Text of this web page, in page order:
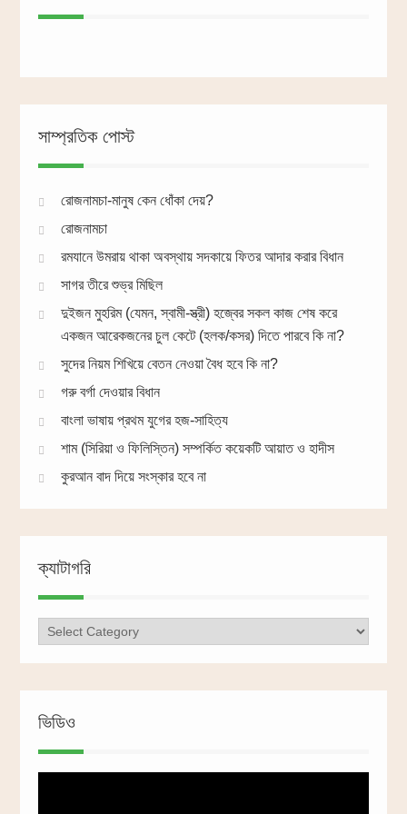
সাম্প্রতিক পোস্ট
রোজনামচা-মানুষ কেন ধোঁকা দেয়?
রোজনামচা
রমযানে উমরায় থাকা অবস্থায় সদকায়ে ফিতর আদার করার বিধান
সাগর তীরে শুভ্র মিছিল
দুইজন মুহরিম (যেমন, স্বামী-স্ত্রী) হজ্বের সকল কাজ শেষ করে
একজন আরেকজনের চুল কেটে (হলক/কসর) দিতে পারবে কি না?
সুদের নিয়ম শিখিয়ে বেতন নেওয়া বৈধ হবে কি না?
গরু বর্গা দেওয়ার বিধান
বাংলা ভাষায় প্রথম যুগের হজ-সাহিত্য
শাম (সিরিয়া ও ফিলিস্তিন) সম্পর্কিত কয়েকটি আয়াত ও হাদীস
কুরআন বাদ দিয়ে সংস্কার হবে না
ক্যাটাগরি
ক্যাটাগরি
ভিডিও